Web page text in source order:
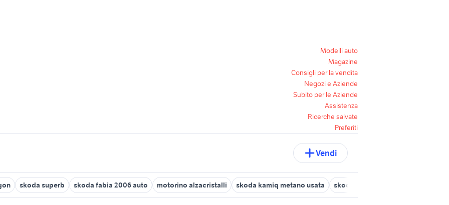
Modelli auto
Magazine
Consigli per la vendita
Negozi e Aziende
Subito per le Aziende
Assistenza
Ricerche salvate
Preferiti
Vendi
skoda superb skoda fabia 2006 auto motorino alzacristalli skoda kamiq metano usata skoda fabia 2013 auto